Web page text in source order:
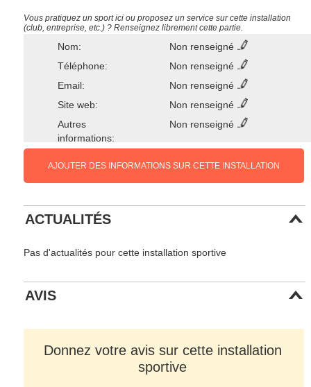
Vous pratiquez un sport ici ou proposez un service sur cette installation
(club, entreprise, etc.) ? Renseignez librement cette partie.
Nom:
Non renseigné
Téléphone:
Non renseigné
Email:
Non renseigné
Site web:
Non renseigné
Autres
informations:
Non renseigné
AJOUTER DES INFORMATIONS SUR CETTE INSTALLATION
ACTUALITÉS
Pas d'actualités pour cette installation sportive
AVIS
Donnez votre avis sur cette installation
sportive